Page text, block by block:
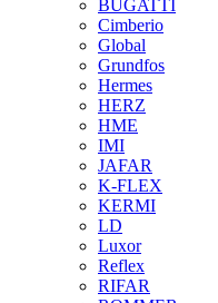
BUGATTI
Cimberio
Global
Grundfos
Hermes
HERZ
HME
IMI
JAFAR
K-FLEX
KERMI
LD
Luxor
Reflex
RIFAR